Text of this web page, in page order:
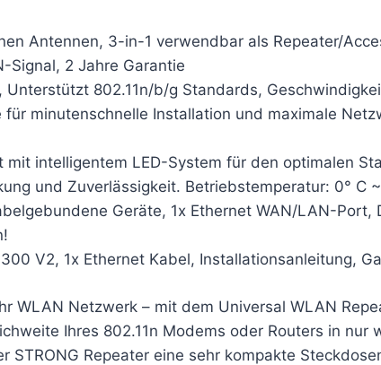
Antennen, 3-in-1 verwendbar als Repeater/
Signal, 2 Jahre Garantie
Unterstützt 802.11n/b/g Standards,
für minutenschnelle Installation und maximale
mit intelligentem LED-System für den optimalen
und Zuverlässigkeit. Betriebstemperatur: 0° C
Geräte, 1x Ethernet WAN/LAN-
300 V2, 1x Ethernet Kabel, Installationsanleitung,
WLAN Netzwerk – mit dem Universal WLAN
Ihres 802.11n Modems oder Routers in nur
Repeater eine sehr kompakte